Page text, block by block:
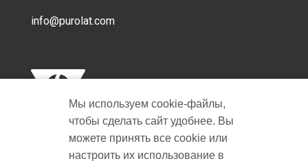
info@purolat.com
Мы используем cookie‑файлы,
чтобы сделать сайт удобнее. Вы
можете принять все cookie или
настроить их использование в